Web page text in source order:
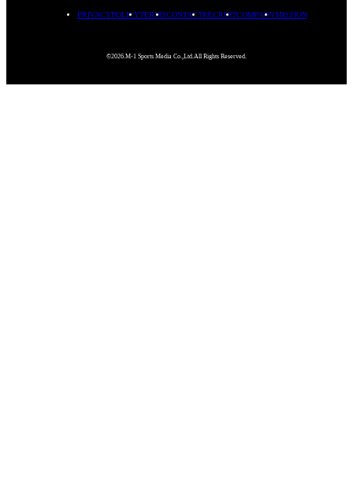
PRIVACYPOLICYTERMSCONTACTRECRUITCOMPANYMISSION
©2026.M-1 Sports Media Co.,Ltd.All Rights Reserved.